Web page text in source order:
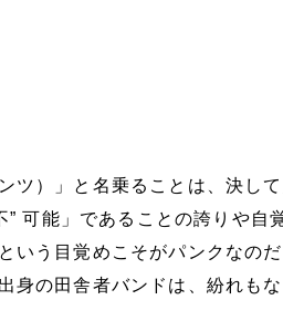
ツ）」と名乗ることは、決し
可能」であることの誇りや自
いう目覚めこそがパンクなの
身の田舎者バンドは、紛れも